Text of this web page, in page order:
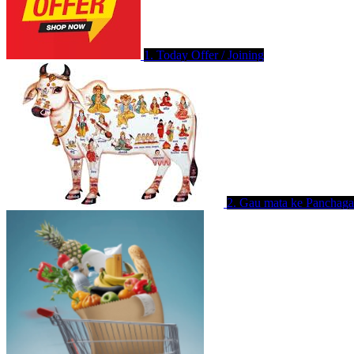
1. Today Offer / Joining
2. Gau mata ke